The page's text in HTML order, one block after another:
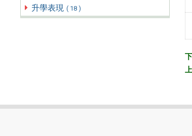
升學表現 ( 18 )